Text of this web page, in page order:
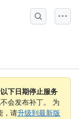
下日期停止服务
会发布补丁。 为
，请升级到最新版